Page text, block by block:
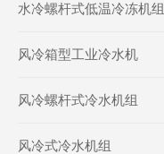
水冷螺杆式低温冷冻机组
风冷箱型工业冷水机
风冷螺杆式冷水机组
风冷式冷水机组